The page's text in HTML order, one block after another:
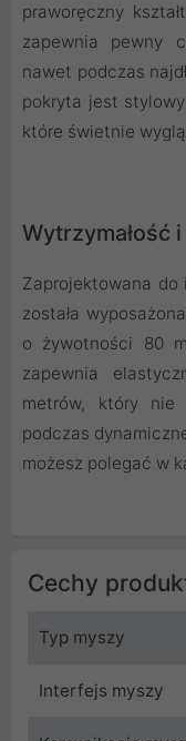
praworęczny
zapewnia pewny
nawet podczas
pokryta jest
które świetnie
Wytrzymałość
Zaprojektowana
została
o żywotności 80
zapewnia
metrów, który
podczas
możesz polegać w
Cechy
Typ myszy
Interfejs myszy